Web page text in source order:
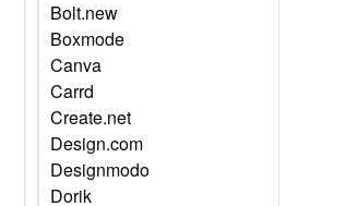
Bolt.new
Boxmode
Canva
Carrd
Create.net
Design.com
Designmodo
Dorik